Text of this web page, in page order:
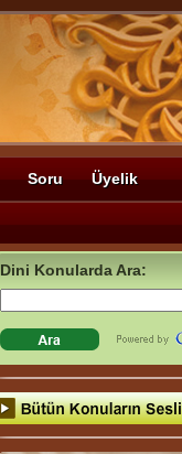
Soru Üyelik
Dini Konularda Ara: